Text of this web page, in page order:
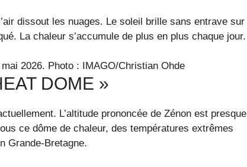
dissout les nuages. Le soleil brille sans entrave sur
La chaleur s’accumule de plus en plus chaque jour.
2026. Photo : IMAGO/Christian Ohde
DOME »
L’altitude prononcée de Zénon est presque
ce dôme de chaleur, des températures extrêmes
Grande-Bretagne.